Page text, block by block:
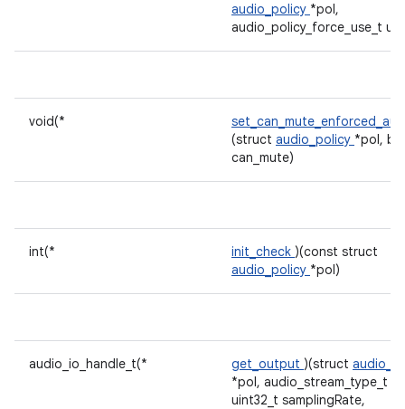
audio_policy *pol,
audio_policy_force_use_t
void(*
(struct audio_policy *pol,
can_mute)
int(* init_check )(const struct
audio_policy *pol)
audio_io_handle_t(* get_output )(struct
*pol, audio_stream_type_t
uint32_t samplingRate,